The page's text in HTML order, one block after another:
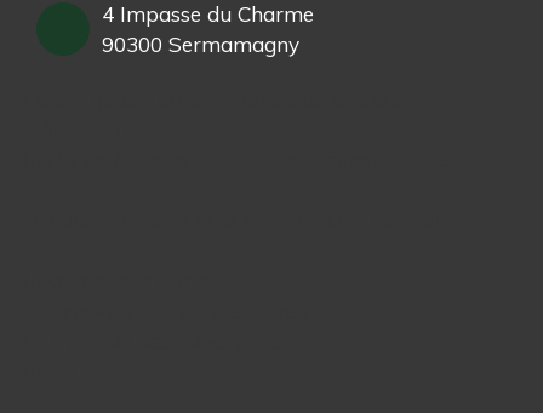
4 Impasse du Charme
90300 Sermamagny